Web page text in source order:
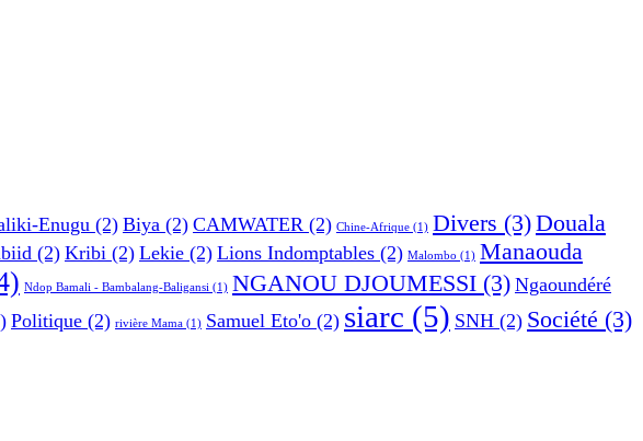
Enugu (2) Biya (2) CAMWATER (2) Chine-Afrique (1) Divers (3)Douala
(2) Kribi (2) Lekie (2) Lions Indomptables (2) Malombo (1) Manaouda
Ndop Bamali - Bambalang-Baligansi (1) NGANOU DJOUMESSI (3) Ngaoundéré
Politique (2) rivière Mama (1) Samuel Eto'o (2) siarc (5) SNH (2) Société (3)